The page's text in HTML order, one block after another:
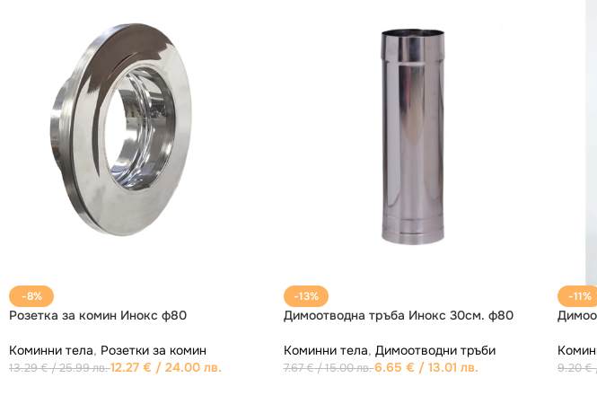
Димоотводнa тръбa Инокс 50см. ф80
Коминни тела, Димоотводни тръби
9.20€/ 17.99 лв. 8.18€/ 16.00 лв.
Димоотводно коляно 90° Инокс ф80
Коминни тела, Димоотводно коляно
12.78€/ 25.00 лв.11.76€/ 23.00 лв.